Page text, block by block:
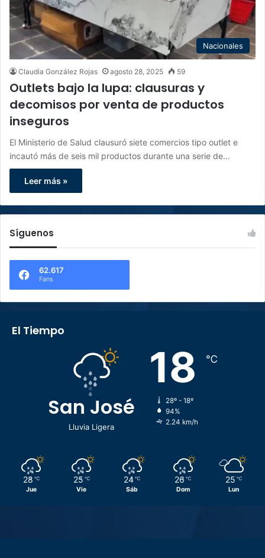
Nacionales
Claudia González Rojas agosto 28, 2025 59
Outlets bajo la lupa: clausuras y
decomisos por venta de productos
inseguros
El Ministerio de Salud clausuró siete comercios tipo outlet e
incautó más de seis mil productos durante una serie de…
Leer más »
Síguenos
62.617
Fans
El Tiempo
San José
Lluvia Ligera
18 ℃
28º - 18º
94%
2.24 km/h
28 ℃
Jue
25 ℃
Vie
24 ℃
Sáb
26 ℃
Dom
25 ℃
Lun